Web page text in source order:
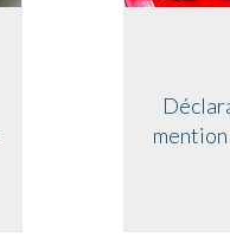
mention